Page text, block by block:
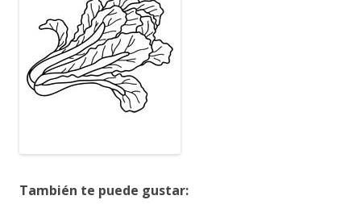
También te puede gustar: